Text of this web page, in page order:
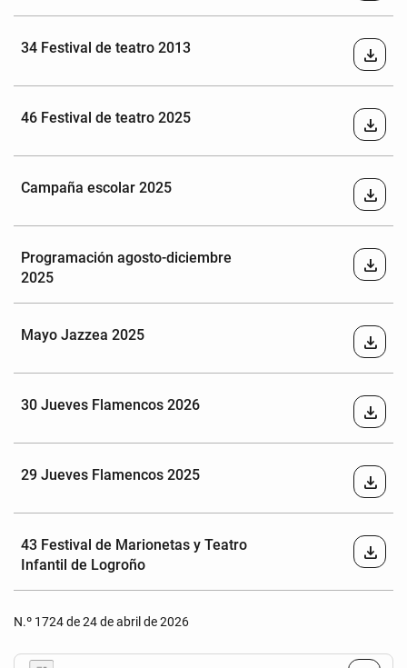
34 Festival de teatro 2013 download
46 Festival de teatro 2025 download
Campaña escolar 2025 download
Programación agosto-diciembre
2025
download
Mayo Jazzea 2025 download
30 Jueves Flamencos 2026 download
29 Jueves Flamencos 2025 download
43 Festival de Marionetas y Teatro
Infantil de Logroño
download
N.º 1724 de 24 de abril de 2026